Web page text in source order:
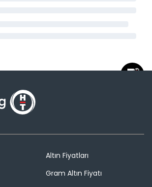
Altın Fiyatları
Gram Altın Fiyatı